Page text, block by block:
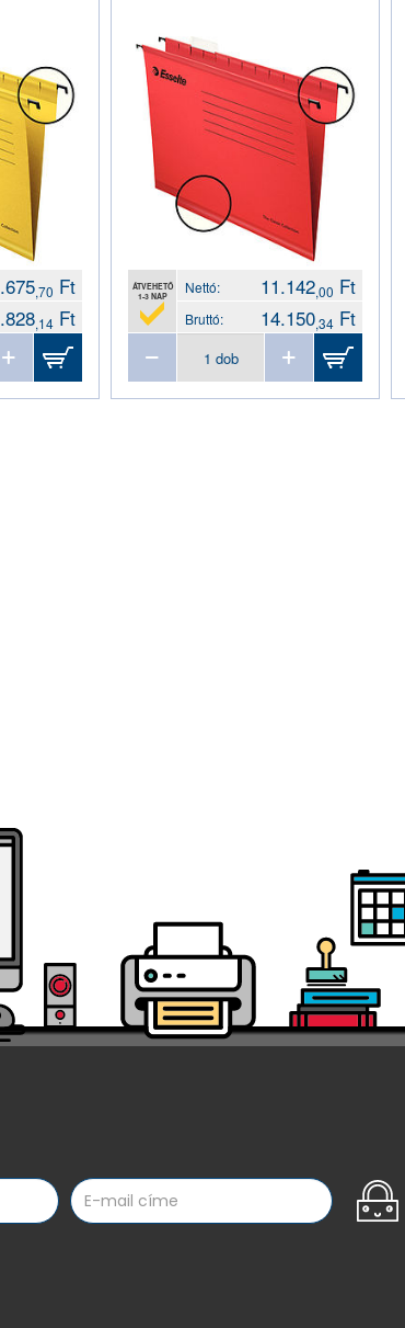
,70 Ft
,14 Ft
ÁTVEHETŐ
1-3 NAP
Nettó: 11.142,00 Ft
Bruttó: 14.150,34 Ft